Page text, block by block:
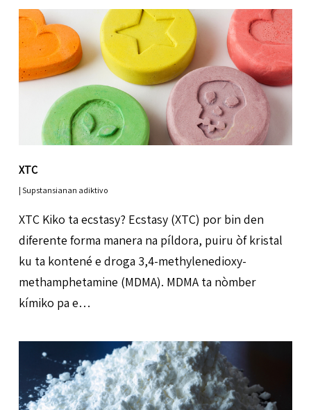
XTC
|Supstansianan adiktivo
XTC Kiko ta ecstasy? Ecstasy (XTC) por bin den
diferente forma manera na píldora, puiru òf kristal
ku ta kontené e droga 3,4-methylenedioxy-
methamphetamine (MDMA). MDMA ta nòmber
kímiko pa e…